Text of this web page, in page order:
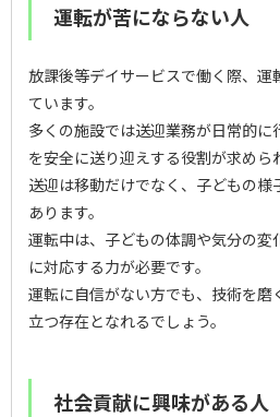
運転が苦にならない人
放課後等デイサービスで働く際、運
ています。
多くの施設では送迎業務が日常的に
を安全に送り迎えする役割が求めら
送迎は移動だけでなく、子どもの様
あります。
運転中は、子どもの体調や気分の変
に対応する力が必要です。
運転に自信がない方でも、技術を
立つ存在となれるでしょう。
社会貢献に興味がある人